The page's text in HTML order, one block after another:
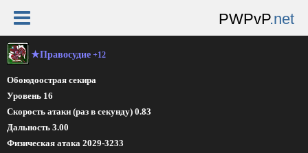
PWPvP.net
★Правосудие +12
Обоюдоострая секира
Уровень 16
Скорость атаки (раз в секунду) 0.83
Дальность 3.00
Физическая атака 2029-3233